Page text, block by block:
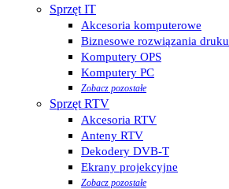
Sprzęt IT
Akcesoria komputerowe
Biznesowe rozwiązania druku
Komputery OPS
Komputery PC
Zobacz pozostałe
Sprzęt RTV
Akcesoria RTV
Anteny RTV
Dekodery DVB-T
Ekrany projekcyjne
Zobacz pozostałe